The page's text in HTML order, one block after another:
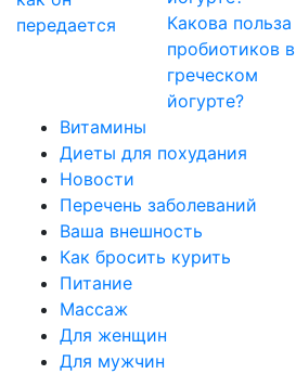
передается
Какова польза
пробиотиков в
греческом
йогурте?
Витамины
Диеты для похудания
Новости
Перечень заболеваний
Ваша внешность
Как бросить курить
Питание
Массаж
Для женщин
Для мужчин